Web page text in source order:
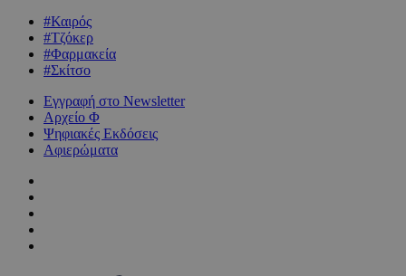
#Καιρός
#Τζόκερ
#Φαρμακεία
#Σκίτσο
Εγγραφή στο Newsletter
Αρχείο Φ
Ψηφιακές Εκδόσεις
Αφιερώματα